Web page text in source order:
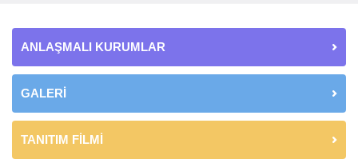
ANLAŞMALI KURUMLAR
GALERİ
TANITIM FİLMİ